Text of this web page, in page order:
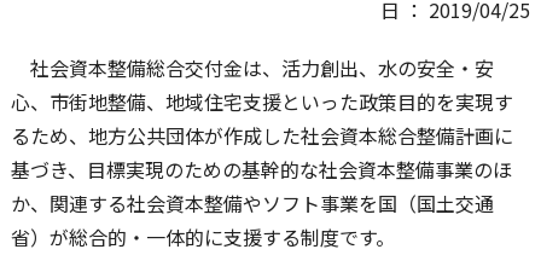
日 ： 2019/04/25
社会資本整備総合交付金は、活力創出、水の安全・安
心、市街地整備、地域住宅支援といった政策目的を実現す
るため、地方公共団体が作成した社会資本総合整備計画に
基づき、目標実現のための基幹的な社会資本整備事業のほ
か、関連する社会資本整備やソフト事業を国（国土交通
省）が総合的・一体的に支援する制度です。